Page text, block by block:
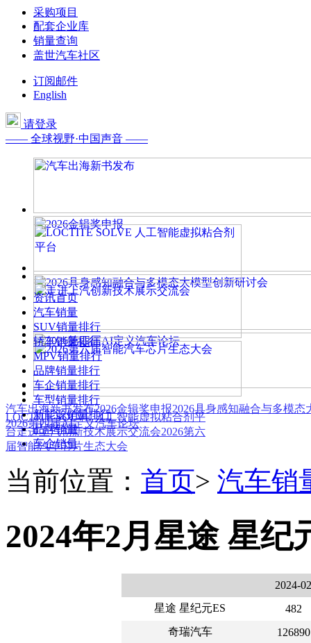
采购项目
配套企业库
销量查询
盖世汽车社区
订阅邮件
English
请登录
—— 全球视野·中国声音 ——
汽车出海新书发布2026金辑奖申报2026具身感知融合与多模态
2026第四届AI定义汽车论坛
LOCTITE SOLVE 人工智能虚拟粘合剂平
台走进上汽创新技术展示交流会2026第六
届智能汽车芯片生态大会
资讯首页
汽车销量
SUV销量排行
轿车销量排行
MPV销量排行
品牌销量排行
车企销量排行
车型销量排行
新能源销量排行
品牌销量
车企销量
当前位置： 首页> 汽车销
2024年2月星途 星纪
2024-02
星途 星纪元ES
482
奇瑞汽车
126890